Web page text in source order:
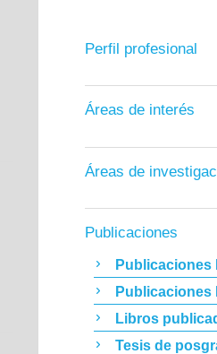
Perfil profesional
Áreas de interés
Áreas de
Publicaciones
Publicaciones
Publicaciones
Libros
Tesis de